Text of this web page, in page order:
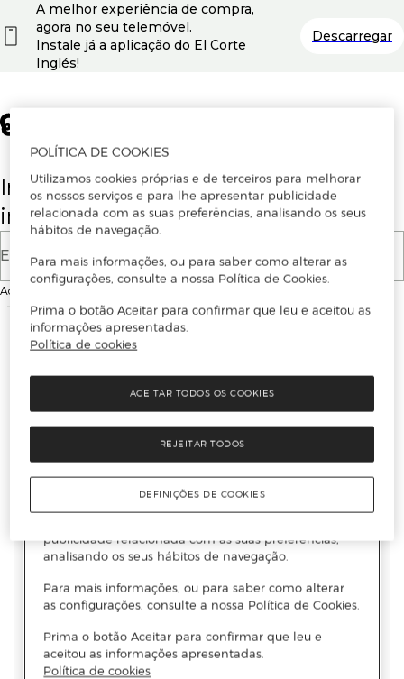
Insira o seu email para se registar ou
iniciar sessão.
E-mail
Ao continuar, aceitas as
A melhor experiência de compra,
agora no seu telemóvel.
Instale já a aplicação do El Corte
Inglés!
Descarregar
POLÍTICA DE COOKIES
Utilizamos cookies próprias e de terceiros para melhorar
os nossos serviços e para lhe apresentar publicidade
relacionada com as suas preferências, analisando os seus
hábitos de navegação.
Para mais informações, ou para saber como alterar as
configurações, consulte a nossa Política de Cookies.
Prima o botão Aceitar para confirmar que leu e aceitou as
informações apresentadas.
Política de cookies
REJEITAR TODOS
ACEITAR TODOS OS COOKIES
DEFINIÇÕES DE COOKIES